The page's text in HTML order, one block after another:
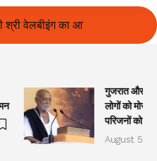
में अतिवृष्टि के कारण दिवंगत हुए
गुजरात और
लोगों को
परिजनों को
August 5,